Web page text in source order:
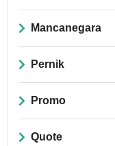
Mancanegara
Pernik
Promo
Quote